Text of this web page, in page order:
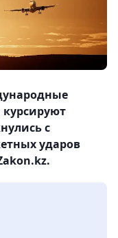
с
ударов